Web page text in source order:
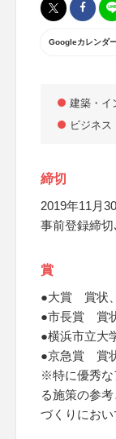
Googleカレンダ
建築・イ
ビジネス
締切
2019年11月
事前登録締
賞
●大賞 賞状
●市長賞 賞
●横浜市立大
●京急賞 賞
※特に優秀な
る施策の参
づくりにお